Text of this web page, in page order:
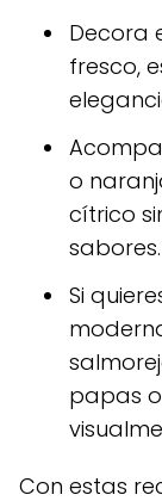
Decora
fresco,
o
cítrico
sabores.
Si
papas
Con estas